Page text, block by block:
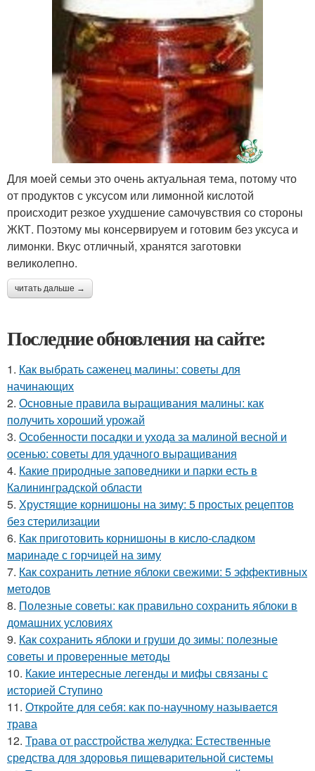
Для моей семьи это очень актуальная тема, потому что
от продуктов с уксусом или лимонной кислотой
происходит резкое ухудшение самочувствия со стороны
ЖКТ. Поэтому мы консервируем и готовим без уксуса и
лимонки. Вкус отличный, хранятся заготовки
великолепно.
читать дальше →
Последние обновления на сайте:
1. Как выбрать саженец малины: советы для
начинающих
2. Основные правила выращивания малины: как
получить хороший урожай
3. Особенности посадки и ухода за малиной весной и
осенью: советы для удачного выращивания
4. Какие природные заповедники и парки есть в
Калининградской области
5. Хрустящие корнишоны на зиму: 5 простых рецептов
без стерилизации
6. Как приготовить корнишоны в кисло-сладком
маринаде с горчицей на зиму
7. Как сохранить летние яблоки свежими: 5 эффективных
методов
8. Полезные советы: как правильно сохранить яблоки в
домашних условиях
9. Как сохранить яблоки и груши до зимы: полезные
советы и проверенные методы
10. Какие интересные легенды и мифы связаны с
историей Ступино
11. Откройте для себя: как по-научному называется
трава
12. Трава от расстройства желудка: Естественные
средства для здоровья пищеварительной системы